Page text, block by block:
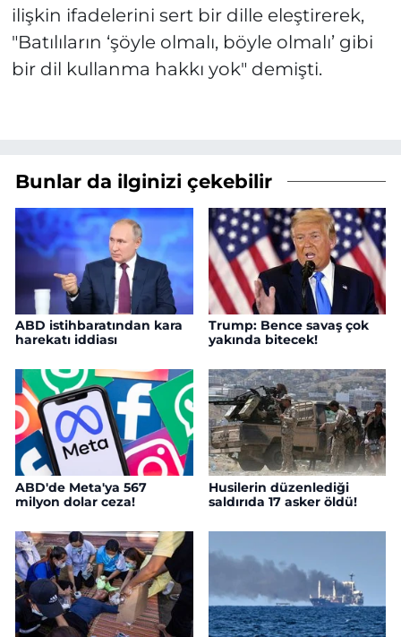
ilişkin ifadelerini sert bir dille eleştirerek,
"Batılıların ‘şöyle olmalı, böyle olmalı’ gibi
bir dil kullanma hakkı yok" demişti.
Bunlar da ilginizi çekebilir
ABD istihbaratından kara
harekatı iddiası
Trump: Bence savaş çok
yakında bitecek!
ABD'de Meta'ya 567
milyon dolar ceza!
Husilerin düzenlediği
saldırıda 17 asker öldü!